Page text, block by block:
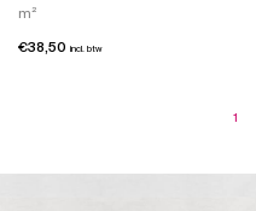
m²
€38,50 incl. btw
1